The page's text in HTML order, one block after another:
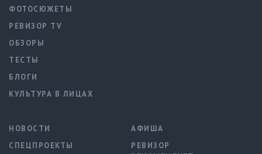
ФОТОСЮЖЕТЫ
РЕВИЗОР TV
ОБЗОРЫ
ТЕСТЫ
БЛОГИ
КУЛЬТУРА В ЛИЦАХ
НОВОСТИ
СПЕЦПРОЕКТЫ
АФИША
РЕВИЗОР